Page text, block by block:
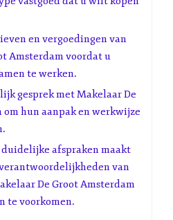
en vergoedingen van
Amsterdam voordat u
te werken.
gesprek met Makelaar De
om hun aanpak en werkwijze
duidelijke afspraken maakt
van
De Groot Amsterdam
te voorkomen.